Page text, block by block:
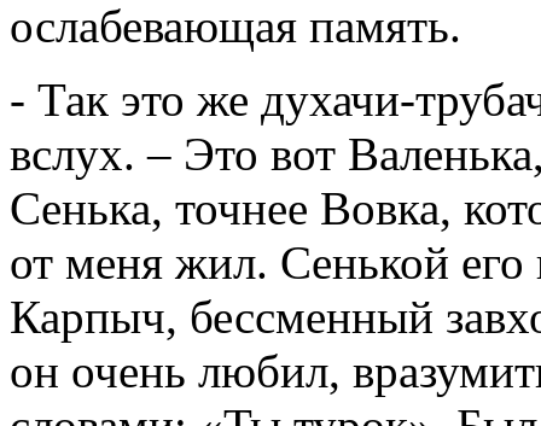
ослабевающая память.
- Так это же духачи-
вслух. – Это вот
Сенька, точнее Вовка,
от меня жил. Сенькой
Карпыч, бессменный
он очень любил,